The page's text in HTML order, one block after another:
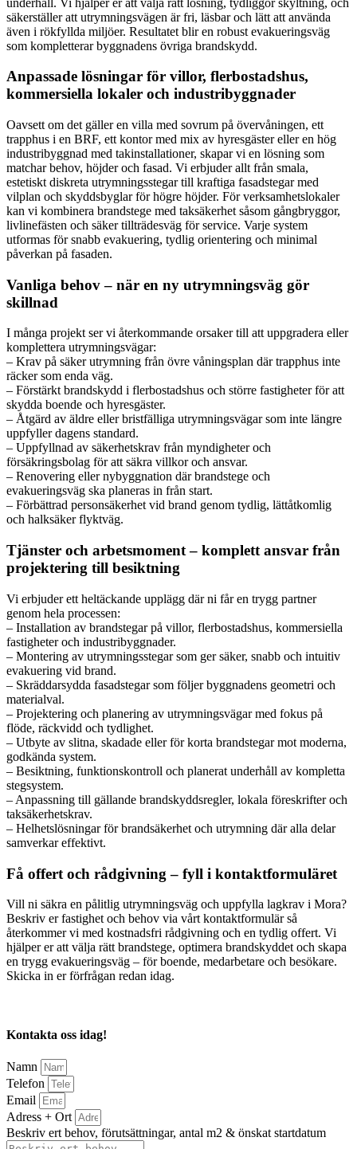
säkerställer att utrymningsvägen är fri, läsbar och lätt att använda
även i rökfyllda miljöer. Resultatet blir en robust evakueringsväg
som kompletterar byggnadens övriga brandskydd.
Anpassade lösningar för villor, flerbostadshus,
kommersiella lokaler och industribyggnader
Oavsett om det gäller en villa med sovrum på övervåningen, ett
trapphus i en BRF, ett kontor med mix av hyresgäster eller en hög
industribyggnad med takinstallationer, skapar vi en lösning som
matchar behov, höjder och fasad. Vi erbjuder allt från smala,
estetiskt diskreta utrymningsstegar till kraftiga fasadstegar med
vilplan och skyddsbyglar för högre höjder. För verksamhetslokaler
kan vi kombinera brandstege med taksäkerhet såsom gångbryggor,
livlinefästen och säker tillträdesväg för service. Varje system
utformas för snabb evakuering, tydlig orientering och minimal
påverkan på fasaden.
Vanliga behov – när en ny utrymningsväg gör
skillnad
I många projekt ser vi återkommande orsaker till att uppgradera eller
komplettera utrymningsvägar:
– Krav på säker utrymning från övre våningsplan där trapphus inte
räcker som enda väg.
– Förstärkt brandskydd i flerbostadshus och större fastigheter för att
skydda boende och hyresgäster.
– Åtgärd av äldre eller bristfälliga utrymningsvägar som inte längre
uppfyller dagens standard.
– Uppfyllnad av säkerhetskrav från myndigheter och
försäkringsbolag för att säkra villkor och ansvar.
– Renovering eller nybyggnation där brandstege och
evakueringsväg ska planeras in från start.
– Förbättrad personsäkerhet vid brand genom tydlig, lättåtkomlig
och halksäker flyktväg.
Tjänster och arbetsmoment – komplett ansvar från
projektering till besiktning
Vi erbjuder ett heltäckande upplägg där ni får en trygg partner
genom hela processen:
– Installation av brandstegar på villor, flerbostadshus, kommersiella
fastigheter och industribyggnader.
– Montering av utrymningsstegar som ger säker, snabb och intuitiv
evakuering vid brand.
– Skräddarsydda fasadstegar som följer byggnadens geometri och
materialval.
– Projektering och planering av utrymningsvägar med fokus på
flöde, räckvidd och tydlighet.
– Utbyte av slitna, skadade eller för korta brandstegar mot moderna,
godkända system.
– Besiktning, funktionskontroll och planerat underhåll av kompletta
stegsystem.
– Anpassning till gällande brandskyddsregler, lokala föreskrifter och
taksäkerhetskrav.
– Helhetslösningar för brandsäkerhet och utrymning där alla delar
samverkar effektivt.
Få offert och rådgivning – fyll i kontaktformuläret
Vill ni säkra en pålitlig utrymningsväg och uppfylla lagkrav i Mora?
Beskriv er fastighet och behov via vårt kontaktformulär så
återkommer vi med kostnadsfri rådgivning och en tydlig offert. Vi
hjälper er att välja rätt brandstege, optimera brandskyddet och skapa
en trygg evakueringsväg – för boende, medarbetare och besökare.
Skicka in er förfrågan redan idag.
Kontakta oss idag!
Namn
Telefon
Email
Adress + Ort
Beskriv ert behov, förutsättningar, antal m2 & önskat startdatum